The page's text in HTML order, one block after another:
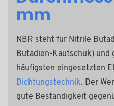
mm
NBR steht für Nitrile
Butadien-Kautschuk) und
häufigsten eingesetzten
Dichtungstechnik. Der
gute Beständigkeit